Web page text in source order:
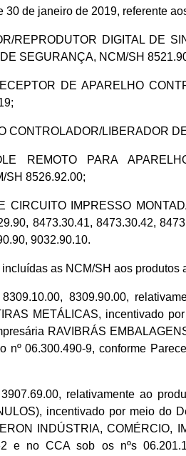
30 de janeiro de 2019, referente
REPRODUTOR DIGITAL DE
SEGURANÇA, NCM/SH
DE APARELHO
CONTROLADOR/LIBERADOR
REMOTO PARA
SH 8526.92.00;
CIRCUITO IMPRESSO
8473.30.41, 8473.30.42,
9032.90.10.
as NCM/SH aos produtos
8309.90.00,
METÁLICAS, incentivado
RAVIBRÁS
nº 06.300.490-9, conforme
3907.69.00, relativamente ao
incentivado por meio do
INDÚSTRIA, COMÉRCIO,
e no CCA sob os nºs